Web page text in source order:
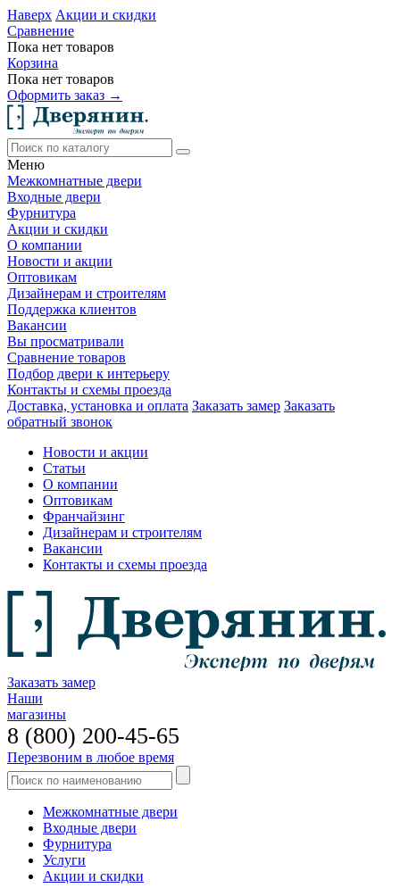
Наверх Акции и скидки
Сравнение
Пока нет товаров
Корзина
Пока нет товаров
Оформить заказ →
Меню
Межкомнатные двери
Входные двери
Фурнитура
Акции и скидки
О компании
Новости и акции
Оптовикам
Дизайнерам и строителям
Поддержка клиентов
Вакансии
Вы просматривали
Сравнение товаров
Подбор двери к интерьеру
Контакты и схемы проезда
Доставка, установка и оплата Заказать замер Заказать
обратный звонок
Новости и акции
Статьи
О компании
Оптовикам
Франчайзинг
Дизайнерам и строителям
Вакансии
Контакты и схемы проезда
Заказать замер
Наши
магазины
8 (800) 200-45-65
Перезвоним в любое время
Межкомнатные двери
Входные двери
Фурнитура
Услуги
Акции и скидки